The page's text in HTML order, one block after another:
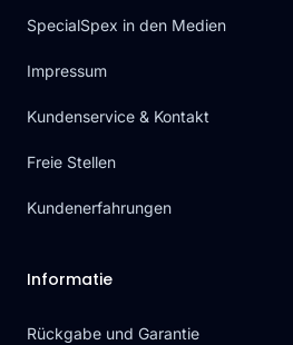
SpecialSpex in den Medien
Impressum
Kundenservice & Kontakt
Freie Stellen
Kundenerfahrungen
Informatie
Rückgabe und Garantie